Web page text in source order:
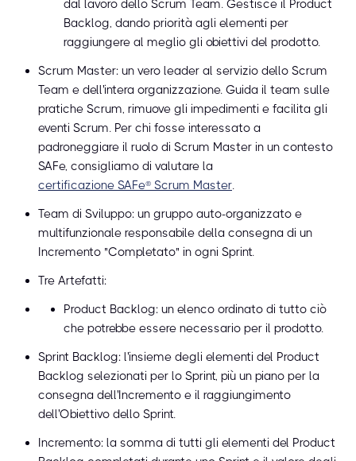
dal lavoro dello Scrum Team. Gestisce il Product
Backlog, dando priorità agli elementi per
raggiungere al meglio gli obiettivi del prodotto.
Scrum Master: un vero leader al servizio dello Scrum
Team e dell'intera organizzazione. Guida il team sulle
pratiche Scrum, rimuove gli impedimenti e facilita gli
eventi Scrum. Per chi fosse interessato a
padroneggiare il ruolo di Scrum Master in un contesto
SAFe, consigliamo di valutare la
certificazione SAFe® Scrum Master.
Team di Sviluppo: un gruppo auto-organizzato e
multifunzionale responsabile della consegna di un
Incremento "Completato" in ogni Sprint.
Tre Artefatti:
Product Backlog: un elenco ordinato di tutto ciò
che potrebbe essere necessario per il prodotto.
Sprint Backlog: l'insieme degli elementi del Product
Backlog selezionati per lo Sprint, più un piano per la
consegna dell'Incremento e il raggiungimento
dell'Obiettivo dello Sprint.
Incremento: la somma di tutti gli elementi del Product